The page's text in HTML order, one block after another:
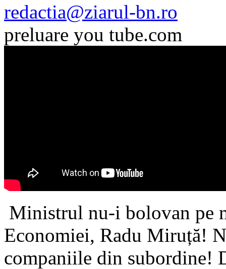
redactia@ziarul-bn.ro
preluare you tube.com
Ministrul nu-i bolovan pe
Economiei, Radu Miruță!
companiile din subordine!